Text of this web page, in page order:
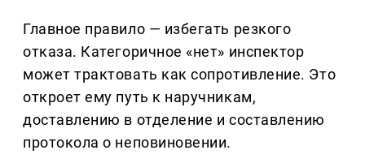
Главное правило — избегать резкого
отказа. Категоричное «нет» инспектор
может трактовать как сопротивление. Это
откроет ему путь к наручникам,
доставлению в отделение и составлению
протокола о неповиновении.